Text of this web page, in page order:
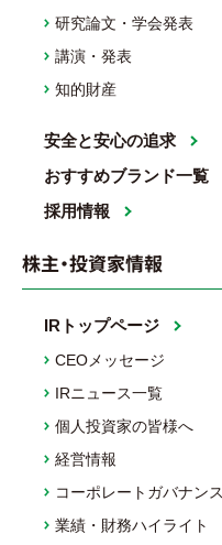
研究論文・学会発表
講演・発表
知的財産
安全と安心の追求
おすすめブランド一覧
採用情報
株主・投資家情報
IRトップページ
CEOメッセージ
IRニュース一覧
個人投資家の皆様へ
経営情報
コーポレートガバナンス
業績・財務ハイライト